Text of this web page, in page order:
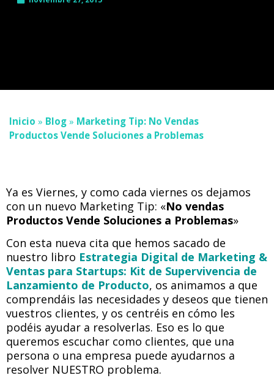
Inicio » Blog » Marketing Tip: No Vendas
Productos Vende Soluciones a Problemas
Ya es Viernes, y como cada viernes os dejamos
con un nuevo Marketing Tip: «No vendas
Productos Vende Soluciones a Problemas»
Con esta nueva cita que hemos sacado de
nuestro libro Estrategia Digital de Marketing &
Ventas para Startups: Kit de Supervivencia de
Lanzamiento de Producto, os animamos a que
comprendáis las necesidades y deseos que tienen
vuestros clientes, y os centréis en cómo les
podéis ayudar a resolverlas. Eso es lo que
queremos escuchar como clientes, que una
persona o una empresa puede ayudarnos a
resolver NUESTRO problema.